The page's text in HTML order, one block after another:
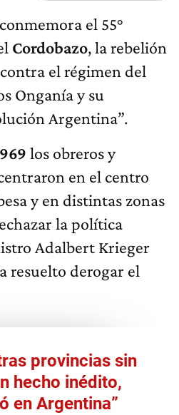
el 55°
Cordobazo, la rebelión
el régimen del
Onganía y su
Argentina”.
los obreros y
en el centro
y en distintas zonas
la política
Adalbert Krieger
resuelto derogar el
provincias sin
hecho inédito,
en Argentina”